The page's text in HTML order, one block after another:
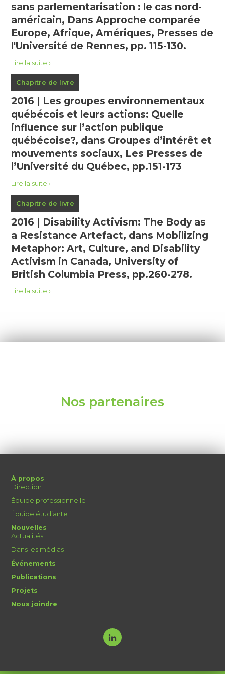
sans parlementarisation : le cas nord-
américain, Dans Approche comparée
Europe, Afrique, Amériques, Presses de
l'Université de Rennes, pp. 115-130.
Lire la suite
Chapitre de livre
2016 | Les groupes environnementaux
québécois et leurs actions: Quelle
influence sur l’action publique
québécoise?, dans Groupes d’intérêt et
mouvements sociaux, Les Presses de
l’Université du Québec, pp.151-173
Lire la suite
Chapitre de livre
2016 | Disability Activism: The Body as
a Resistance Artefact, dans Mobilizing
Metaphor: Art, Culture, and Disability
Activism in Canada, University of
British Columbia Press, pp.260-278.
Lire la suite
Nos partenaires
À propos
Direction
Équipe professionnelle
Équipe étudiante
Nouvelles
Actualités
Dans les médias
Événements
Publications
Projets
Nous joindre